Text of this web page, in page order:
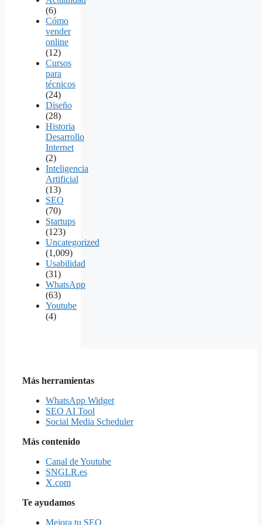
(6)
Cómo
vender
online
(12)
Cursos
para
técnicos
(24)
Diseño
(28)
Historia
Desarrollo
Internet
(2)
Inteligencia
Artificial
(13)
SEO
(70)
Startups
(123)
Uncategorized
(1,009)
Usabilidad
(31)
WhatsApp
(63)
Youtube
(4)
Más herramientas
WhatsApp Widget
SEO AI Tool
Social Media Scheduler
Más contenido
Canal de Youtube
SNGLR.es
X.com
Te ayudamos
Mejora tu SEO